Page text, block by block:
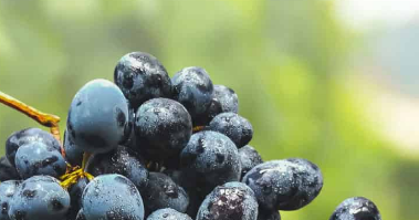
Portugueses